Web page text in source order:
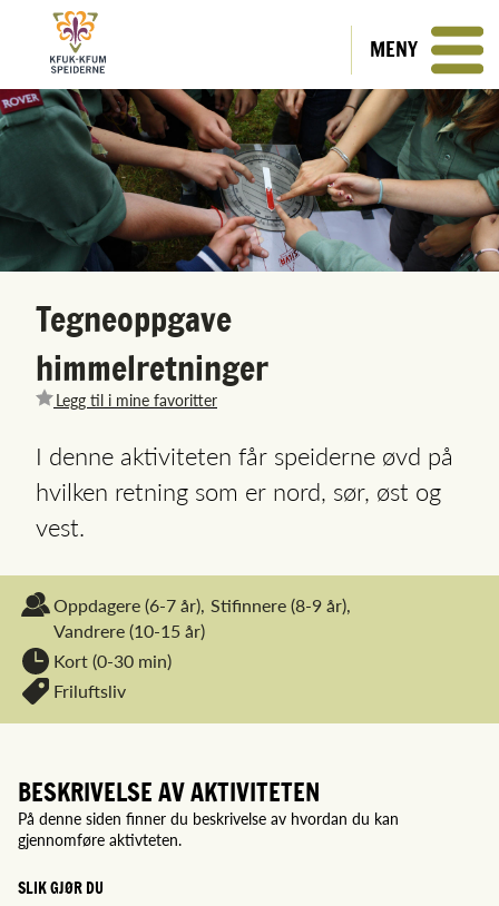
MENY
Tegneoppgave
himmelretninger
Legg til i mine favoritter
I denne aktiviteten får speiderne øvd på
hvilken retning som er nord, sør, øst og
vest.
Oppdagere(6-7 år), Stifinnere(8-9 år),
Vandrere(10-15 år)
Kort (0-30 min)
Friluftsliv
BESKRIVELSE AV AKTIVITETEN
På denne siden finner du beskrivelse av hvordan du kan
gjennomføre aktivteten.
SLIK GJØR DU